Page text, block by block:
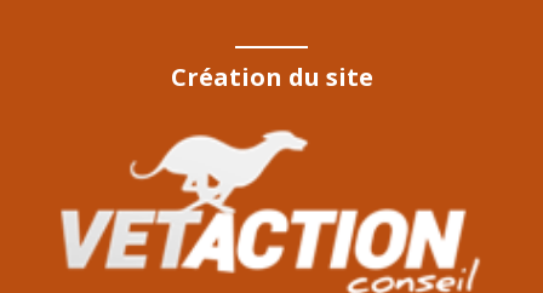
Création du site
Voir le site